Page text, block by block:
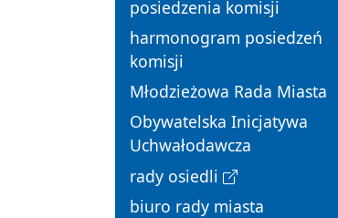
posiedzenia komisji
harmonogram posiedzeń
komisji
Młodzieżowa Rada Miasta
Obywatelska Inicjatywa
Uchwałodawcza
rady osiedli
biuro rady miasta